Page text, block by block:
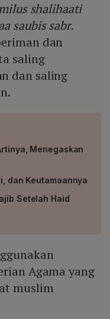
shalihaati
saubis sabr.
dan
saling
dan saling
Menegaskan
dan Keutamaannya
Setelah Haid
Agama yang
muslim